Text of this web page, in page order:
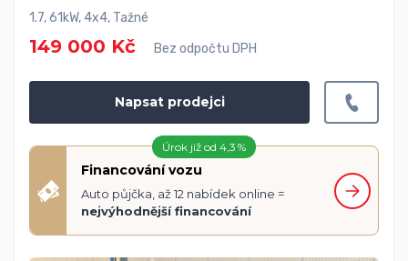
1.7, 61kW, 4x4, Tažné
149 000 Kč Bez odpočtu DPH
Napsat prodejci
Úrok již od 4,3 %
Financování vozu
Auto půjčka, až 12 nabídek online =
nejvýhodnější financování